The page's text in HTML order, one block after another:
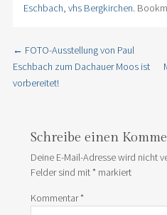
Eschbach, vhs Bergkirchen.
Post navigation
← FOTO-Ausstellung von Paul
Eschbach zum Dachauer Moos ist
vorbereitet!
Schreibe einen
Deine E-Mail-Adresse wird nicht
Felder sind mit*markiert
Kommentar*